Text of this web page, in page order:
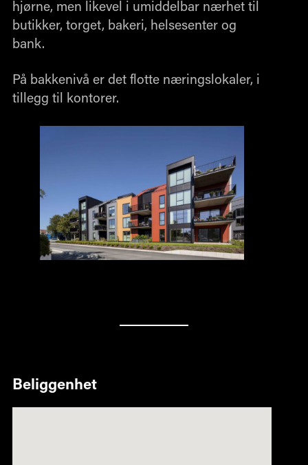
hjørne, men likevel i umiddelbar nærhet til
butikker, torget, bakeri, helsesenter og
bank.
På bakkenivå er det flotte næringslokaler, i
tillegg til kontorer.
Beliggenhet